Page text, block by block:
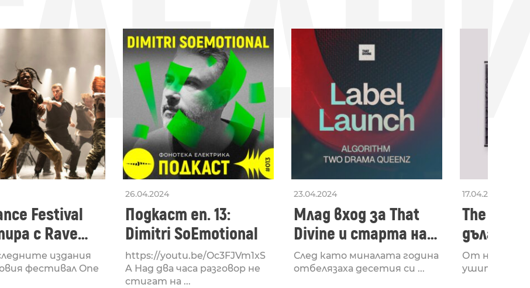
Festival
с Rave
на
издания
фестивал One
26.04.2024
Подкаст еп. 13:
Dimitri SoEmotional
https://youtu.be/Oc3FJVm1xS
A Над два часа разговор не
стигат на ...
23.04.2024
Млад вход за That
Divine и старта на
лейбъла им
След като миналата година
отбелязаха десетия си ...
17.04.2024
The
втори
излезе
От няколко
ушите и